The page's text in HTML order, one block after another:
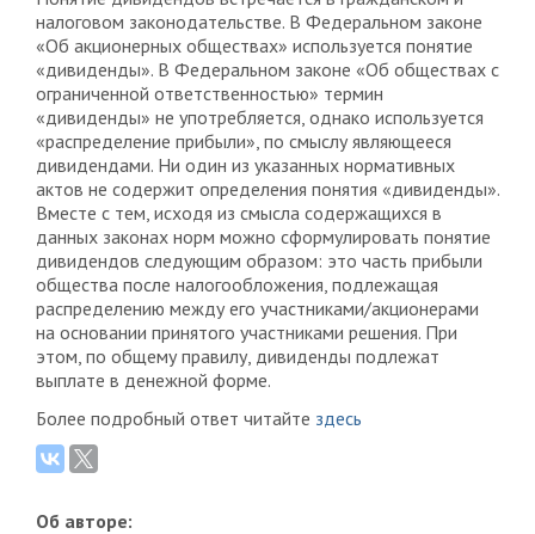
налоговом законодательстве. В Федеральном законе
«Об акционерных обществах» используется понятие
«дивиденды». В Федеральном законе «Об обществах с
ограниченной ответственностью» термин
«дивиденды» не употребляется, однако используется
«распределение прибыли», по смыслу являющееся
дивидендами. Ни один из указанных нормативных
актов не содержит определения понятия «дивиденды».
Вместе с тем, исходя из смысла содержащихся в
данных законах норм можно сформулировать понятие
дивидендов следующим образом: это часть прибыли
общества после налогообложения, подлежащая
распределению между его участниками/акционерами
на основании принятого участниками решения. При
этом, по общему правилу, дивиденды подлежат
выплате в денежной форме.
Более подробный ответ читайте здесь
Об авторе: